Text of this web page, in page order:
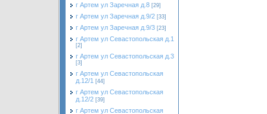
г Артем ул Заречная д.8 [29]
г Артем ул Заречная д.9/2 [33]
г Артем ул Заречная д.9/3 [23]
г Артем ул Севастопольская д.1
[2]
г Артем ул Севастопольская д.3
[3]
г Артем ул Севастопольская
д.12/1 [44]
г Артем ул Севастопольская
д.12/2 [39]
г Артем ул Севастопольская